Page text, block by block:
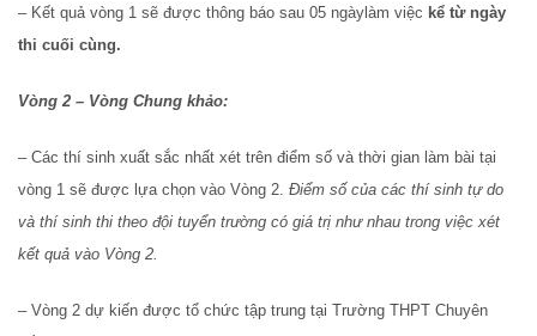
– Kết quả vòng 1 sẽ được thông báo sau 05 ngàylàm việc kể từ ngày
thi cuối cùng.
Vòng 2 – Vòng Chung khảo:
– Các thí sinh xuất sắc nhất xét trên điểm số và thời gian làm bài tại
vòng 1 sẽ được lựa chọn vào Vòng 2. Điểm số của các thí sinh tự do
và thí sinh thi theo đội tuyển trường có giá trị như nhau trong việc xét
kết quả vào Vòng 2.
– Vòng 2 dự kiến được tổ chức tập trung tại Trường THPT Chuyên